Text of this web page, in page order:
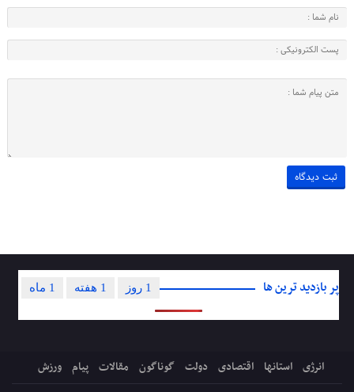
پر بازدید ترین ها 1 ماه 1 هفته 1 روز
انرژی استانها اقتصادی دولت گوناگون مقالات پیام ورزش